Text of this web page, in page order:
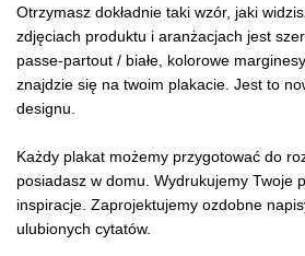
Otrzymasz dokładnie taki wzór, jaki
zdjęciach produktu i aranżacjach jest
passe-partout / białe, kolorowe
znajdzie się na twoim plakacie. Jest to
designu.
Każdy plakat możemy przygotować do
posiadasz w domu. Wydrukujemy Twoje
inspiracje. Zaprojektujemy ozdobne
ulubionych cytatów.